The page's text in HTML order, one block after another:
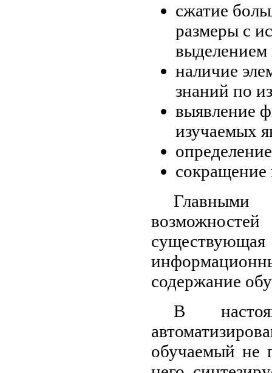
сжатие
размеры с
выделением
наличие
знаний по
выявление
изучаемых
сокращение
Главными
содержание
В
обучаемый не